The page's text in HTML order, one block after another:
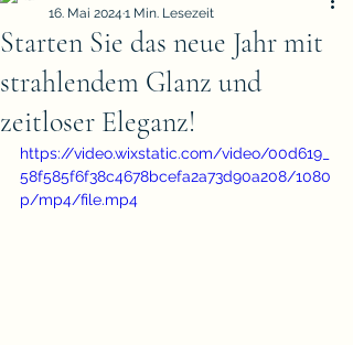
Starten Sie das neue Jahr mit
strahlendem Glanz und
zeitloser Eleganz!
16. Mai 2024 1 Min. Lesezeit
https://video.wixstatic.com/video/00d619_
58f585f6f38c4678bcefa2a73d90a208/1080
p/mp4/file.mp4